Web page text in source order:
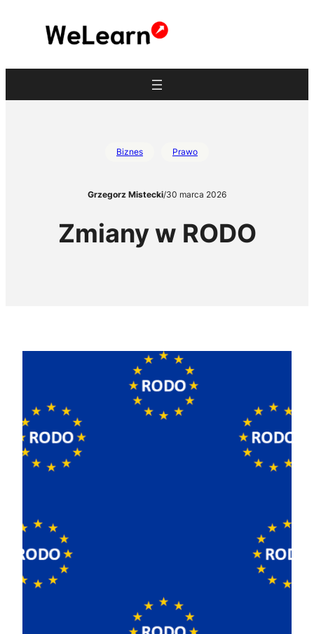
Biznes Prawo
Grzegorz Mistecki/30 marca 2026
Zmiany w RODO